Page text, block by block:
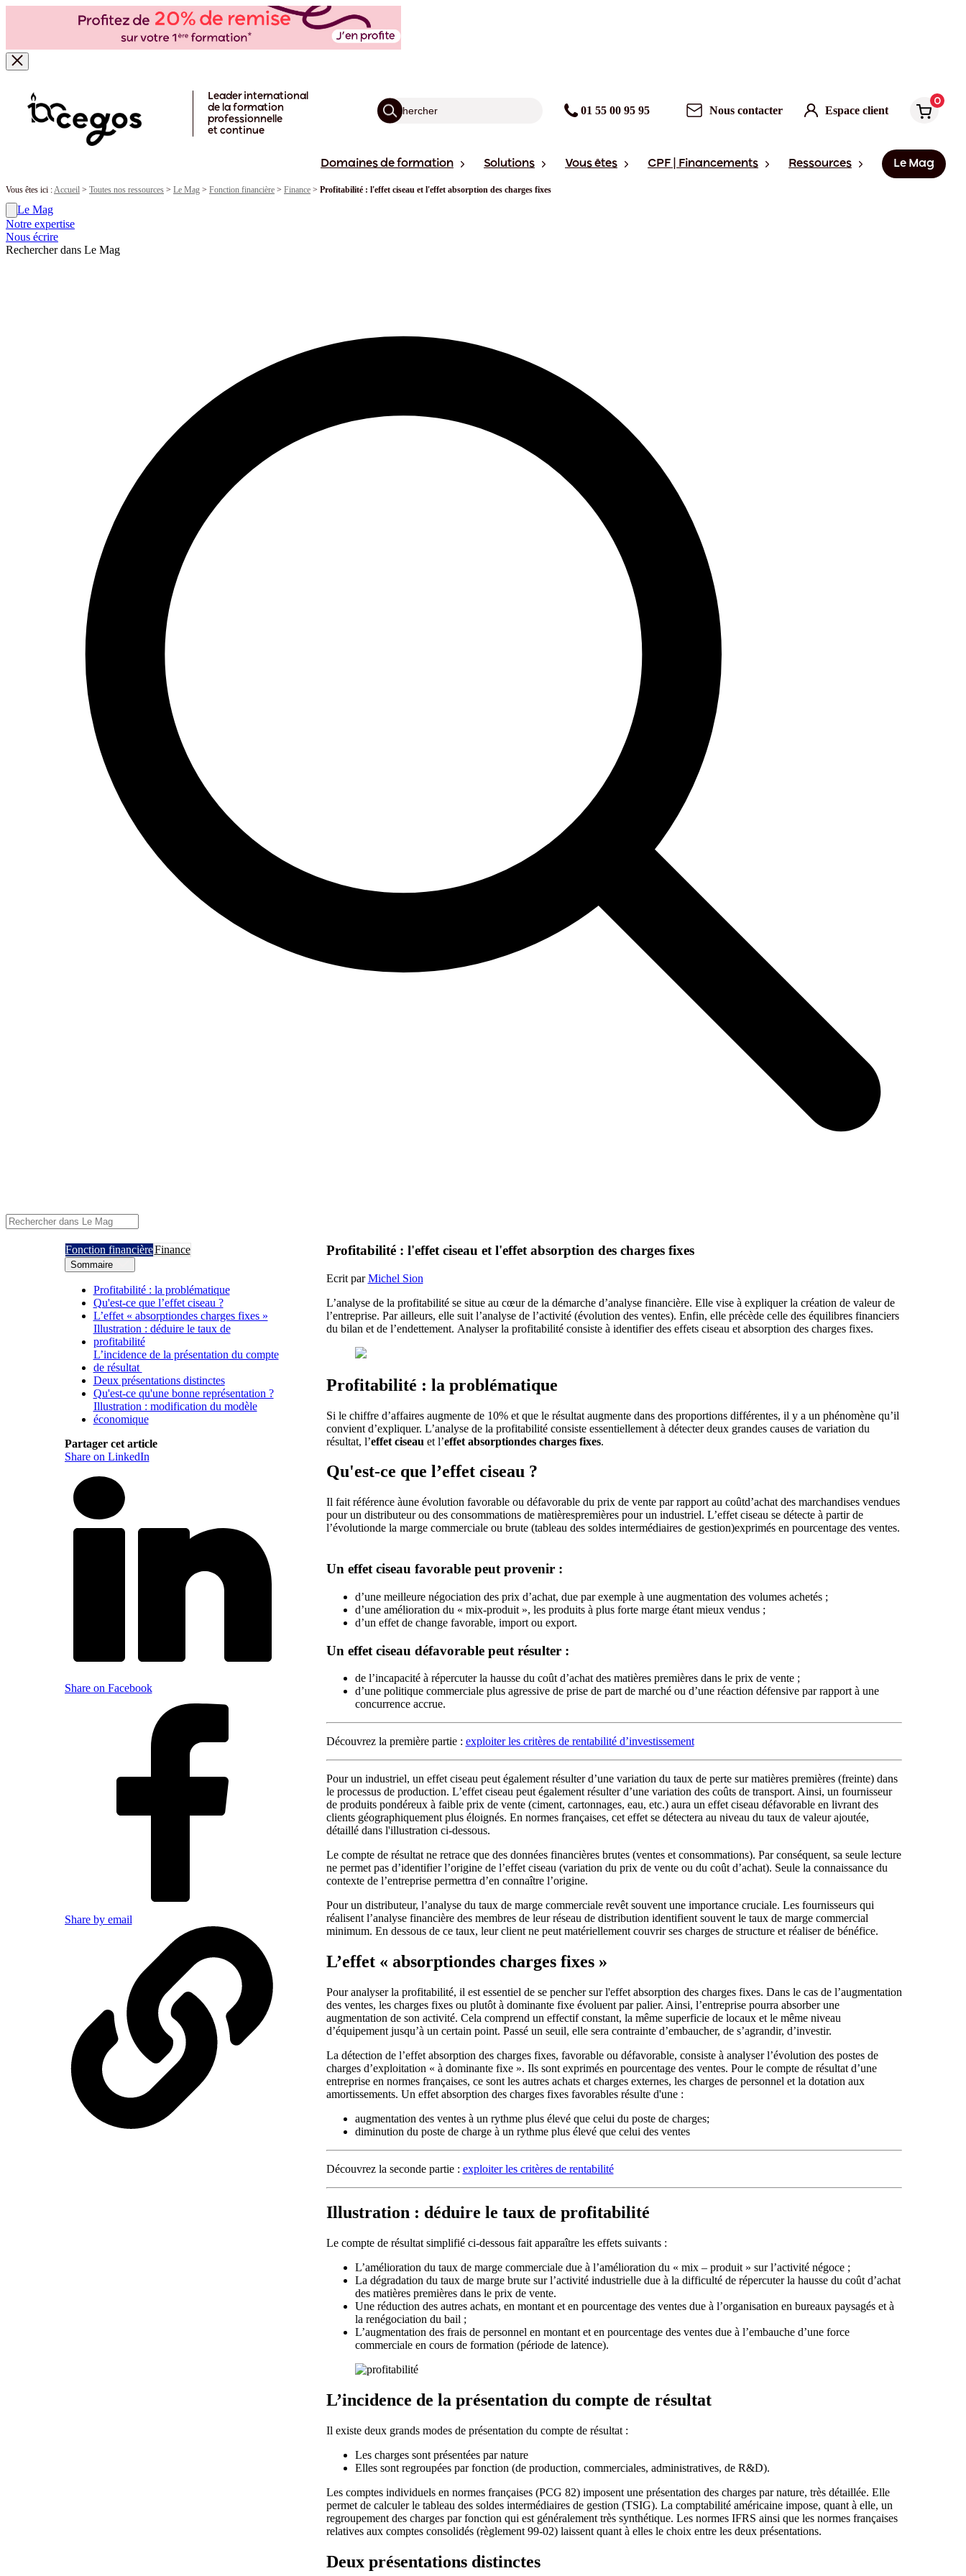
Leader international
de la formation
professionnelle
et continue
01 55 00 95 95 Nous contacter Espace client
0
Domaines de formation Solutions Vous êtes CPF | Financements Ressources Le Mag
Vous êtes ici :Accueil > Toutes nos ressources > Le Mag > Fonction financière > Finance > Profitabilité : l'effet ciseau et l'effet absorption des charges fixes
Le Mag
Notre expertise
Nous écrire
Rechercher dans Le Mag
Fonction financièreFinance
Sommaire
Profitabilité : la problématique
Qu'est-ce que l’effet ciseau ?
L’effet « absorptiondes charges fixes »
Illustration : déduire le taux de
profitabilité
L’incidence de la présentation du compte
de résultat
Deux présentations distinctes
Qu'est-ce qu'une bonne représentation ?
Illustration : modification du modèle
économique
Partager cet article
Share on LinkedIn
Share on Facebook
Share by email
Profitabilité : l'effet ciseau et l'effet absorption des charges fixes
Ecrit parMichel Sion
L’analyse de la profitabilité se situe au cœur de la démarche d’analyse financière. Elle vise à expliquer la création de valeur de
l’entreprise. Par ailleurs, elle suit l’analyse de l’activité (évolution des ventes). Enfin, elle précède celle des équilibres financiers
du bilan et de l’endettement. Analyser la profitabilité consiste à identifier des effets ciseau et absorption des charges fixes.
Profitabilité : la problématique
Si le chiffre d’affaires augmente de 10% et que le résultat augmente dans des proportions différentes, il y a un phénomène qu’il
convient d’expliquer. L’analyse de la profitabilité consiste essentiellement à détecter deux grandes causes de variation du
résultat, l’effet ciseau et l’effet absorptiondes charges fixes.
Qu'est-ce que l’effet ciseau ?
Il fait référence àune évolution favorable ou défavorable du prix de vente par rapport au coûtd’achat des marchandises vendues
pour un distributeur ou des consommations de matièrespremières pour un industriel. L’effet ciseau se détecte à partir de
l’évolutionde la marge commerciale ou brute (tableau des soldes intermédiaires de gestion)exprimés en pourcentage des ventes.
Un effet ciseau favorable peut provenir :
d’une meilleure négociation des prix d’achat, due par exemple à une augmentation des volumes achetés ;
d’une amélioration du « mix-produit », les produits à plus forte marge étant mieux vendus ;
d’un effet de change favorable, import ou export.
Un effet ciseau défavorable peut résulter :
de l’incapacité à répercuter la hausse du coût d’achat des matières premières dans le prix de vente ;
d’une politique commerciale plus agressive de prise de part de marché ou d’une réaction défensive par rapport à une
concurrence accrue.
Découvrez la première partie : exploiter les critères de rentabilité d’investissement
Pour un industriel, un effet ciseau peut également résulter d’une variation du taux de perte sur matières premières (freinte) dans
le processus de production. L’effet ciseau peut également résulter d’une variation des coûts de transport. Ainsi, un fournisseur
de produits pondéreux à faible prix de vente (ciment, cartonnages, eau, etc.) aura un effet ciseau défavorable en livrant des
clients géographiquement plus éloignés. En normes françaises, cet effet se détectera au niveau du taux de valeur ajoutée,
détaillé dans l'illustration ci-dessous.
Le compte de résultat ne retrace que des données financières brutes (ventes et consommations). Par conséquent, sa seule lecture
ne permet pas d’identifier l’origine de l’effet ciseau (variation du prix de vente ou du coût d’achat). Seule la connaissance du
contexte de l’entreprise permettra d’en connaître l’origine.
Pour un distributeur, l’analyse du taux de marge commerciale revêt souvent une importance cruciale. Les fournisseurs qui
réalisent l’analyse financière des membres de leur réseau de distribution identifient souvent le taux de marge commercial
minimum. En dessous de ce taux, leur client ne peut matériellement couvrir ses charges de structure et réaliser de bénéfice.
L’effet « absorptiondes charges fixes »
Pour analyser la profitabilité, il est essentiel de se pencher sur l'effet absorption des charges fixes. Dans le cas de l’augmentation
des ventes, les charges fixes ou plutôt à dominante fixe évoluent par palier. Ainsi, l’entreprise pourra absorber une
augmentation de son activité. Cela comprend un effectif constant, la même superficie de locaux et le même niveau
d’équipement jusqu’à un certain point. Passé un seuil, elle sera contrainte d’embaucher, de s’agrandir, d’investir.
La détection de l’effet absorption des charges fixes, favorable ou défavorable, consiste à analyser l’évolution des postes de
charges d’exploitation « à dominante fixe ». Ils sont exprimés en pourcentage des ventes. Pour le compte de résultat d’une
entreprise en normes françaises, ce sont les autres achats et charges externes, les charges de personnel et la dotation aux
amortissements. Un effet absorption des charges fixes favorables résulte d'une :
augmentation des ventes à un rythme plus élevé que celui du poste de charges;
diminution du poste de charge à un rythme plus élevé que celui des ventes
Découvrez la seconde partie : exploiter les critères de rentabilité
Illustration : déduire le taux de profitabilité
Le compte de résultat simplifié ci-dessous fait apparaître les effets suivants :
L’amélioration du taux de marge commerciale due à l’amélioration du « mix – produit » sur l’activité négoce ;
La dégradation du taux de marge brute sur l’activité industrielle due à la difficulté de répercuter la hausse du coût d’achat
des matières premières dans le prix de vente.
Une réduction des autres achats, en montant et en pourcentage des ventes due à l’organisation en bureaux paysagés et à
la renégociation du bail ;
L’augmentation des frais de personnel en montant et en pourcentage des ventes due à l’embauche d’une force
commerciale en cours de formation (période de latence).
L’incidence de la présentation du compte de résultat
Il existe deux grands modes de présentation du compte de résultat :
Les charges sont présentées par nature
Elles sont regroupées par fonction (de production, commerciales, administratives, de R&D).
Les comptes individuels en normes françaises (PCG 82) imposent une présentation des charges par nature, très détaillée. Elle
permet de calculer le tableau des soldes intermédiaires de gestion (TSIG). La comptabilité américaine impose, quant à elle, un
regroupement des charges par fonction qui est généralement très synthétique. Les normes IFRS ainsi que les normes françaises
relatives aux comptes consolidés (règlement 99-02) laissent quant à elles le choix entre les deux présentations.
Deux présentations distinctes